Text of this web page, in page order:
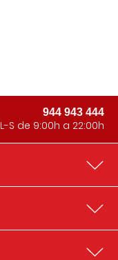
944 943 444
L-S de 9:00h a 22:00h